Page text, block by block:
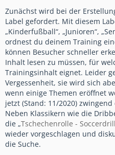
Zunächst wird bei der
Label gefordert. Mit diesem
„Kinderfußball“, „Junioren“,
ordnest du deinem Training
können Besucher schneller
Inhalt lesen zu müssen, für
Trainingsinhalt eignet. Leider
Vergessenheit, sie wird sich
wenn einige Themen eröffnet
jetzt (Stand: 11/2020)
Neben Klassikern wie die
die „Tschechenrolle -
wieder vorgeschlagen und
die Suche.